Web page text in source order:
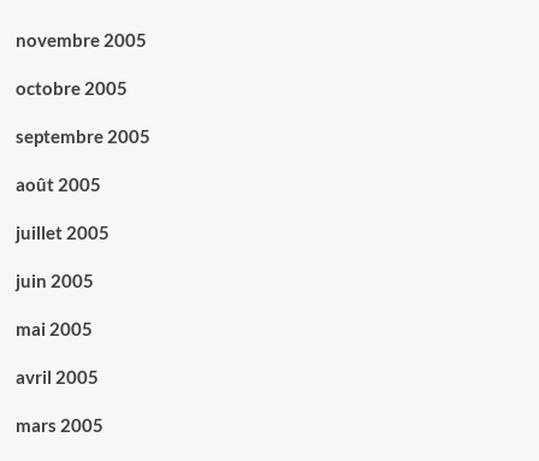
novembre 2005
octobre 2005
septembre 2005
août 2005
juillet 2005
juin 2005
mai 2005
avril 2005
mars 2005